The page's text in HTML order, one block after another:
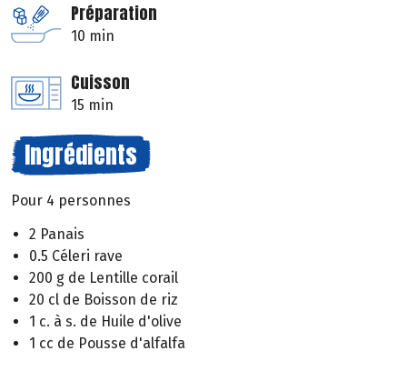
Préparation
10 min
Cuisson
15 min
Ingrédients
Pour 4 personnes
2 Panais
0.5 Céleri rave
200 g de Lentille corail
20 cl de Boisson de riz
1 c. à s. de Huile d'olive
1 cc de Pousse d'alfalfa